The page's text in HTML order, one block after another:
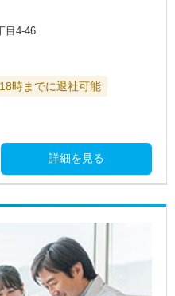
目4-46
18時までに退社可能
詳細を見る